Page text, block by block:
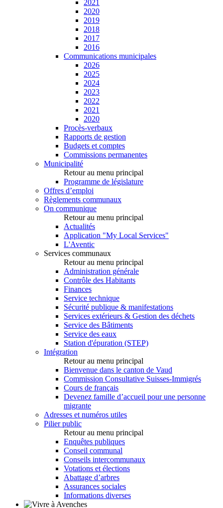
2021
2020
2019
2018
2017
2016
Communications municipales
2026
2025
2024
2023
2022
2021
2020
Procès-verbaux
Rapports de gestion
Budgets et comptes
Commissions permanentes
Municipalité
Retour au menu principal
Programme de législature
Offres d’emploi
Règlements communaux
On communique
Retour au menu principal
Actualités
Application "My Local Services"
L'Aventic
Services communaux
Retour au menu principal
Administration générale
Contrôle des Habitants
Finances
Service technique
Sécurité publique & manifestations
Services extérieurs & Gestion des déchets
Service des Bâtiments
Service des eaux
Station d'épuration (STEP)
Intégration
Retour au menu principal
Bienvenue dans le canton de Vaud
Commission Consultative Suisses-Immigrés
Cours de français
Devenez famille d’accueil pour une personne
migrante
Adresses et numéros utiles
Pilier public
Retour au menu principal
Enquêtes publiques
Conseil communal
Conseils intercommunaux
Votations et élections
Abattage d’arbres
Assurances sociales
Informations diverses